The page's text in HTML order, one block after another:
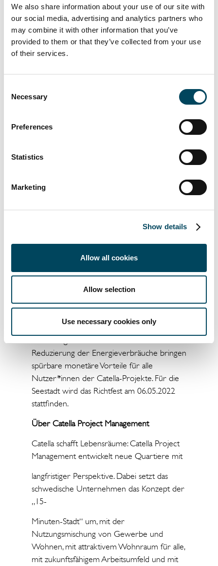
We also share information about your use of our site with
our social media, advertising and analytics partners who
may combine it with other information that you’ve
provided to them or that they’ve collected from your use
of their services.
Selection
Necessary
Preferences
Statistics
Marketing
Show details
Allow all cookies
Allow selection
Use necessary cookies only
Artenschutz leistet und den Bürger*innen
mit seinen naturnahen Uferzonen und
Promenaden einen Anziehungspunkt mit
einmaliger Aufenthaltsqualität in
Innenstadtnähe bietet.
Die Seestadt ist Teil des “Reallabors der
Bundeswirtschaftsministeriums und wurde
NRW sowie der EnergieAgentur.NRW als
zertifiziert. Die Auszeichnung erfolgte für das
ganzheitlich überzeugende Energiekonzept,
Energieerzeugung, -versorgung und -
städtebaulichen Ausgestaltung. Die Nutzung
erneuerbarer Energiequellen, Wärmenetzen
Klimaschutz ausgerichteten
Quartiersentwicklung. Der Einsatz
innovativer Technologien bietet aber nicht
für die Bewohner*innen: Die langfristige
Reduzierung der Energieverbräuche bringen
spürbare monetäre Vorteile für alle
Nutzer*innen der Catella-Projekte. Für die
Seestadt wird das Richtfest am 06.05.2022
stattfinden.
Über Catella Project Management
Catella schafft Lebensräume: Catella Project
Management entwickelt neue Quartiere mit
langfristiger Perspektive. Dabei setzt das
schwedische Unternehmen das Konzept der
„15-
Minuten-Stadt“ um, mit der
Nutzungsmischung von Gewerbe und
Wohnen, mit attraktivem Wohnraum für alle,
mit zukunftsfähigem Arbeitsumfeld und mit